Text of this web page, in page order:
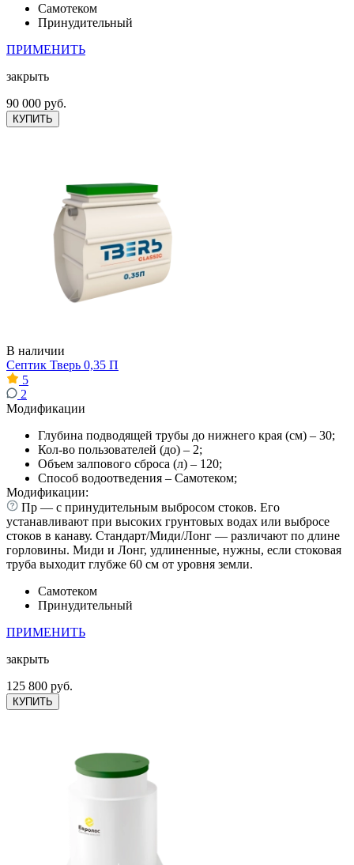
Самотеком
Принудительный
ПРИМЕНИТЬ
закрыть
90 000 руб.
КУПИТЬ
В наличии
Септик Тверь 0,35 П
5
2
Модификации
Глубина подводящей трубы до нижнего края (см) – 30;
Кол-во пользователей (до) – 2;
Объем залпового сброса (л) – 120;
Способ водоотведения – Самотеком;
Модификации:
Пр — с принудительным выбросом стоков. Его
устанавливают при высоких грунтовых водах или выбросе
стоков в канаву. Стандарт/Миди/Лонг — различают по длине
горловины. Миди и Лонг, удлиненные, нужны, если стоковая
труба выходит глубже 60 см от уровня земли.
Самотеком
Принудительный
ПРИМЕНИТЬ
закрыть
125 800 руб.
КУПИТЬ